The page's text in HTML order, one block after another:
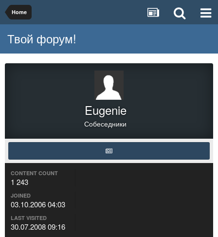
Home
Твой форум!
Eugenie
Собеседники
CONTENT COUNT
1 243
JOINED
03.10.2006 04:03
LAST VISITED
30.07.2008 09:16